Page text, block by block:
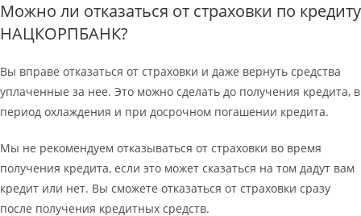
Можно ли отказаться от страховки по кредиту
НАЦКОРПБАНК?
Вы вправе отказаться от страховки и даже вернуть средства
уплаченные за нее. Это можно сделать до получения кредита, в
период охлаждения и при досрочном погашении кредита.
Мы не рекомендуем отказываться от страховки во время
получения кредита, если это может сказаться на том дадут вам
кредит или нет. Вы сможете отказаться от страховки сразу
после получения кредитных средств.